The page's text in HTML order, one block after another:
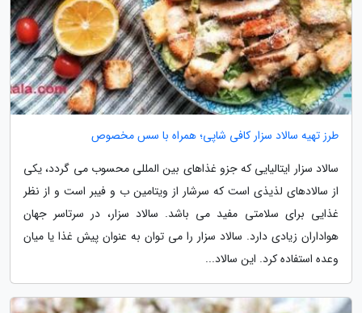
طرز تهیه سالاد سزار کافی شاپی؛ همراه با سس مخصوص
سالاد سزار ایتالیایی که جزو غذاهای بین المللی محسوب می گردد، یکی
از سالادهای لذیذی است که سرشار از ویتامین ب و فیبر است و از نظر
غذایی برای سلامتی مفید می باشد. سالاد سزار، در سرتاسر جهان
هواداران زیادی دارد. سالاد سزار را می توان به عنوان پیش غذا یا میان
وعده استفاده کرد. این سالاد...